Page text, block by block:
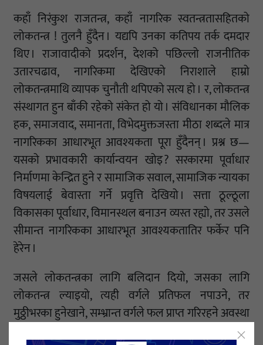
कहाँ निरंकुश राजतन्त्र, कहाँ नागरिक स्वतन्त्रतासहितको
लोकतन्त्र ! तुलनै हुँदैन । यद्यपि उनका कतिपय तर्क दमदार
थिए । राजावादीको प्रदर्शन, देशको पछिल्लो राजनीतिक
उतारचढाव, नागरिकमा देखिएको निराशाले हाम्रो
लोकतन्त्रमाथि व्यापक चुनौती थपिएको सत्य हो । र, लोकतन्त्र
संस्थागत हुन बाँकी रहेको संकेत हो यो । संविधानका मौलिक
हक, समाजवाद, समानता, विभेदमुक्तजस्ता मीठा शब्दले मात्र
नागरिकका आधारभूत आवश्यकता पूरा हुँदैनन् । प्रश्न छ—
यसको प्रभावकारी कार्यान्वयन खोइ ? सरकारमा पूर्वाधार
निर्माणमा केन्द्रित हुने र सामाजिक सवाल, सामाजिक न्यायका
विषयलाई बेवास्ता गर्ने प्रवृत्ति देखियो । सत्ता ठूल्ठूला
विकासका पूर्वाधार, विमानस्थल बनाउन व्यस्त रह्यो, तर उसले
सीमान्त नागरिकका आधारभूत आवश्यकतातिर फर्केर पनि
हेरेन ।
जसले लोकतन्त्रका लागि बलिदान दियो, जसका लागि
लोकतन्त्र ल्याइयो, त्यही वर्गले प्रतिफल नपाउने, तर
मुठ्ठीभरका हुनेखाने, सम्भ्रान्त वर्गले फल प्राप्त गरिरहने अवस्था
दोहोरियो । राज्यको सेकताप र स्नेहबाट सधैं टाढा पारिएको